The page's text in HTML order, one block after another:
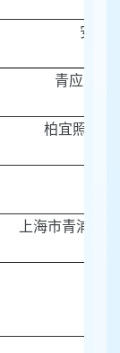
安全
青应急罚
柏宜照明（
上海市青浦区